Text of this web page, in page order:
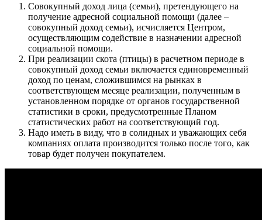
Совокупный доход лица (семьи), претендующего на
получение адресной социальной помощи (далее –
совокупный доход семьи), исчисляется Центром,
осуществляющим содействие в назначении адресной
социальной помощи.
При реализации скота (птицы) в расчетном периоде в
совокупный доход семьи включается единовременный
доход по ценам, сложившимся на рынках в
соответствующем месяце реализации, полученным в
установленном порядке от органов государственной
статистики в сроки, предусмотренные Планом
статистических работ на соответствующий год.
Надо иметь в виду, что в солидных и уважающих себя
компаниях оплата производится только после того, как
товар будет получен покупателем.